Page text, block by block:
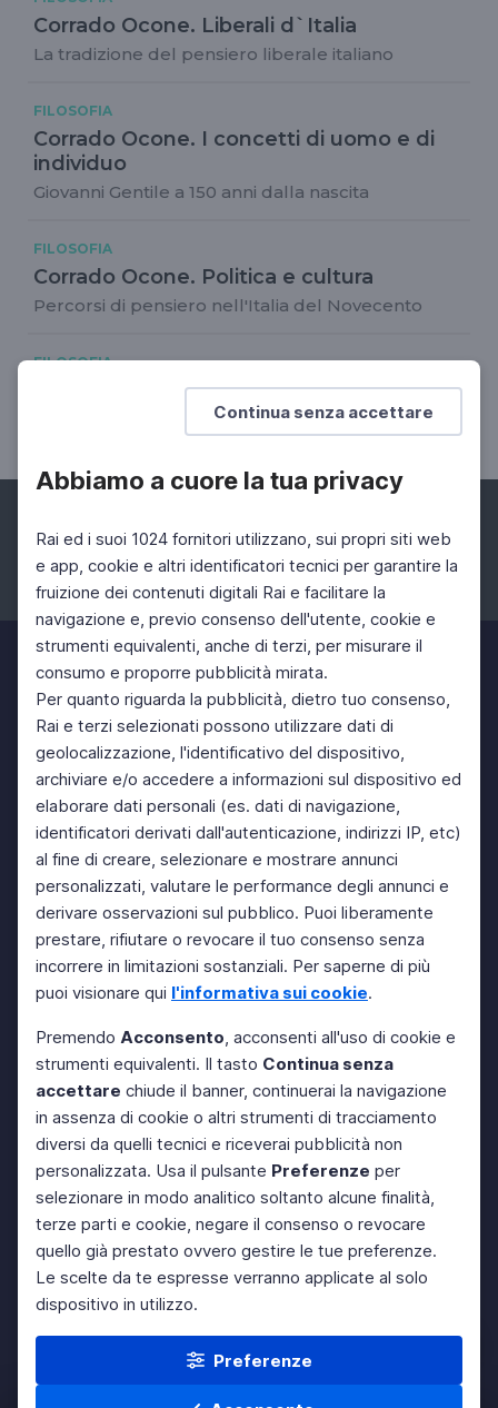
Continua senza accettare
Abbiamo a cuore la tua privacy
Rai ed i suoi 1024 fornitori utilizzano, sui propri siti web
e app, cookie e altri identificatori tecnici per garantire la
fruizione dei contenuti digitali Rai e facilitare la
navigazione e, previo consenso dell'utente, cookie e
strumenti equivalenti, anche di terzi, per misurare il
consumo e proporre pubblicità mirata.
Per quanto riguarda la pubblicità, dietro tuo consenso,
Rai e terzi selezionati possono utilizzare dati di
geolocalizzazione, l'identificativo del dispositivo,
archiviare e/o accedere a informazioni sul dispositivo ed
elaborare dati personali (es. dati di navigazione,
identificatori derivati dall'autenticazione, indirizzi IP, etc)
al fine di creare, selezionare e mostrare annunci
personalizzati, valutare le performance degli annunci e
derivare osservazioni sul pubblico. Puoi liberamente
prestare, rifiutare o revocare il tuo consenso senza
incorrere in limitazioni sostanziali. Per saperne di più
puoi visionare qui l'informativa sui cookie.
Premendo Acconsento, acconsenti all'uso di cookie e
strumenti equivalenti. Il tasto Continua senza
accettare chiude il banner, continuerai la navigazione
in assenza di cookie o altri strumenti di tracciamento
diversi da quelli tecnici e riceverai pubblicità non
personalizzata. Usa il pulsante Preferenze per
selezionare in modo analitico soltanto alcune finalità,
terze parti e cookie, negare il consenso o revocare
quello già prestato ovvero gestire le tue preferenze.
Le scelte da te espresse verranno applicate al solo
dispositivo in utilizzo.
Preferenze
Corrado Ocone. Liberali d`Italia
La tradizione del pensiero liberale italiano
FILOSOFIA
Corrado Ocone. I concetti di uomo e di
individuo
Giovanni Gentile a 150 anni dalla nascita
FILOSOFIA
Corrado Ocone. Politica e cultura
Percorsi di pensiero nell'Italia del Novecento
FILOSOFIA
Roberta de Monticelli. Tempo Presente
La rivista degli spiriti liberi
Facebook Instagram Twitter